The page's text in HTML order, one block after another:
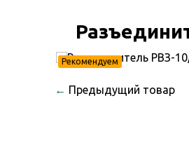
Рекомендуем
← Предыдущий товар